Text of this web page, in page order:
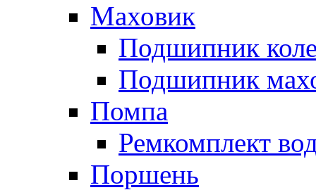
Маховик
Подшипник
Подшипник
Помпа
Ремкомплект
Поршень